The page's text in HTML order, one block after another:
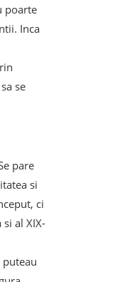
poarte
Inca
se
pare
si
ci
si al XIX-